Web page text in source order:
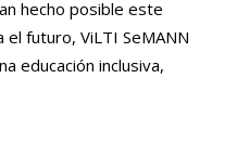
hecho posible este
el futuro, ViLTI SeMANN
educación inclusiva,